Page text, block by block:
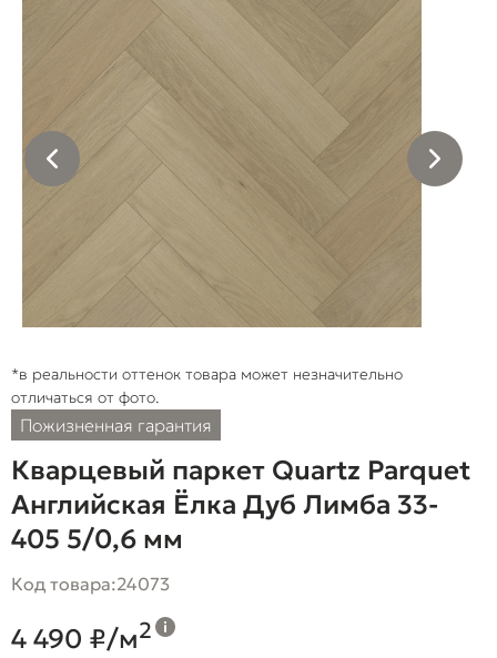
*в реальности оттенок товара может незначительно
отличаться от фото.
Пожизненная гарантия
Кварцевый паркет Quartz Parquet
Английская Ёлка Дуб Лимба 33-
405 5/0,6 мм
Код товара:24073
4 490 ₽/м2